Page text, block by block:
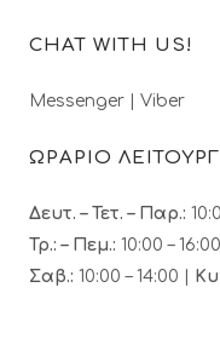
CHAT WITH US!
Messenger Viber
ΩΡΑΡΙΟ
Δευτ. – Τετ. – Παρ.:
Τρ.: – Πεμ.: 10:00 – 16:00
Σαβ.: 10:00 – 14:00 |